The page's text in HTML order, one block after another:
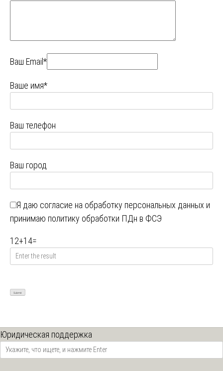
Ваш Email*
Ваше имя*
Ваш телефон
Ваш город
Я даю согласие на обработку персональных данных и
принимаю политику обработки ПДн в ФСЭ
12+14=
Юридическая поддержка